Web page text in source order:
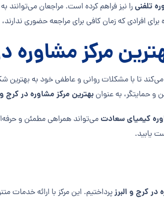
تلفنیرا نیز فراهم کرده است. مراجعان
افرادی که زمان کافی برای مراجعه حضوری
مرکز مشاوره
تا با مشکلات روانی و عاطفی خود به بهترین
و حمایتگر، به عنوانبهترین مرکز مشاوره در کرج و
کیمیای سعادتمی‌تواند همراهی مطمئن و
یابید.
در کرج و البرزپرداختیم. این مرکز با ارائه